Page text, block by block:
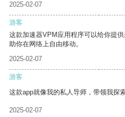
2025-02-07
游客
这款加速器VPM应用程序可以给你提
助你在网络上自由移动。
2025-02-07
游客
这款app就像我的私人导师，带领我探
2025-02-07